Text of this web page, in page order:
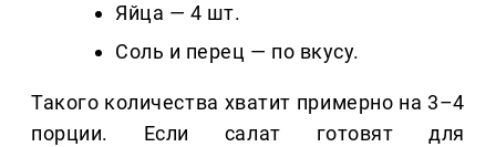
Яйца — 4 шт.
Соль и перец — по вкусу.
Такого количества хватит примерно на 3–4
порции. Если салат готовят для